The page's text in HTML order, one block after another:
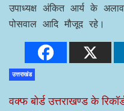
उपाध्यक्ष अंकित आर्य के
पोसवाल आदि मौजूद रहे।
उत्तराखंड
वक्फ बोर्ड उत्तराखण्ड के